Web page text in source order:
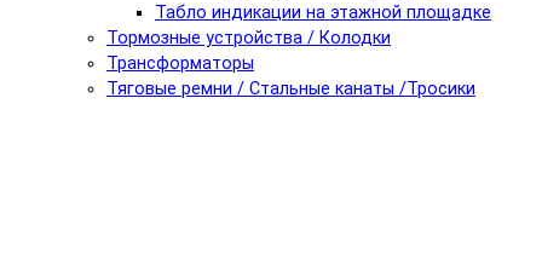
Табло индикации на этажной площадке
Тормозные устройства / Колодки
Трансформаторы
Тяговые ремни / Стальные канаты /Тросики